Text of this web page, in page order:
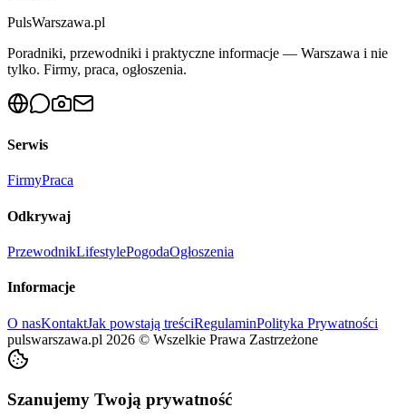
PulsWarszawa.pl
Poradniki, przewodniki i praktyczne informacje — Warszawa i nie
tylko. Firmy, praca, ogłoszenia.
Serwis
FirmyPraca
Odkrywaj
PrzewodnikLifestylePogodaOgłoszenia
Informacje
O nasKontaktJak powstają treściRegulaminPolityka Prywatności
pulswarszawa.pl 2026 © Wszelkie Prawa Zastrzeżone
Szanujemy Twoją prywatność